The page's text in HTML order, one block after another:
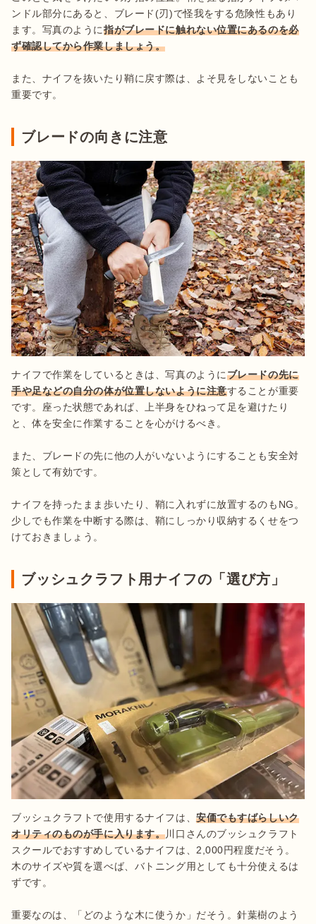
ンドル部分にあると、ブレード(刃)で怪我をする危険性もあり
ます。写真のように指がブレードに触れない位置にあるのを必
ず確認してから作業しましょう。
また、ナイフを抜いたり鞘に戻す際は、よそ見をしないことも
ブレードの向きに注意
ナイフで作業をしているときは、写真のようにブレードの先に
手や足などの自分の体が位置しないように注意することが重要
です。座った状態であれば、上半身をひねって足を避けたり
と、体を安全に作業することを心がけるべき。
また、ブレードの先に他の人がいないようにすることも安全対
策として有効です。
ナイフを持ったまま歩いたり、鞘に入れずに放置するのもNG。
少しでも作業を中断する際は、鞘にしっかり収納するくせをつ
ブッシュクラフト用ナイフの「選び方」
ブッシュクラフトで使用するナイフは、安価でもすばらしいク
オリティのものが手に入ります。川口さんのブッシュクラフト
スクールでおすすめしているナイフは、2,000円程度だそう。
木のサイズや質を選べば、バトニング用としても十分使えるは
ずです。
重要なのは、「どのような木に使うか」だそう。針葉樹のよう